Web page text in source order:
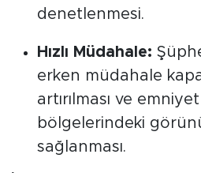
denetlenmesi.
Hızlı Müdahale:
erken müdahale
artırılması ve
bölgelerindeki
sağlanması.